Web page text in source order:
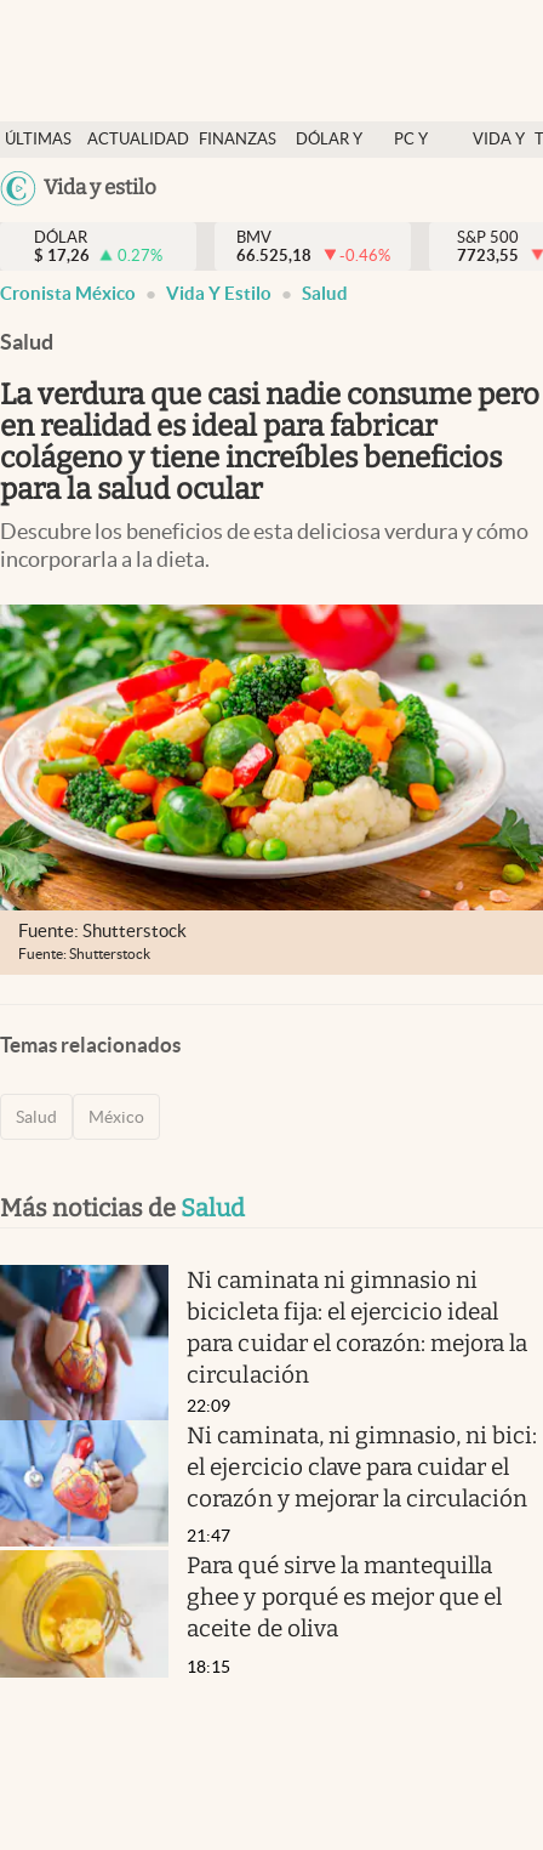
ÚLTIMAS
NOTICIAS
ACTUALIDAD
FINANZAS
DÓLAR Y
PC Y
VIDA Y
México
Vida y estilo
Actualidad
Finanzas y economía
Dólar y mercados
Pc y celular
Vida y estilo
Tv
Clima
Espiritualidad
Mediakit
abre en nueva pestaña
México
DÓLAR
$ 17,26 0.27%
BMV
66.525,18
-0.46%
S&P 500
7723,55
Cronista México Vida Y Estilo Salud
Salud
La verdura que casi nadie consume pero
en realidad es ideal para fabricar
colágeno y tiene increíbles beneficios
para la salud ocular
Descubre los beneficios de esta deliciosa verdura y cómo
incorporarla a la dieta.
Fuente: Shutterstock
Fuente: Shutterstock
Temas relacionados
Salud México
Más noticias de Salud
Ni caminata ni gimnasio ni
bicicleta fija: el ejercicio ideal
para cuidar el corazón: mejora la
circulación
22:09
Ni caminata, ni gimnasio, ni bici:
el ejercicio clave para cuidar el
corazón y mejorar la circulación
21:47
Para qué sirve la mantequilla
ghee y porqué es mejor que el
aceite de oliva
18:15